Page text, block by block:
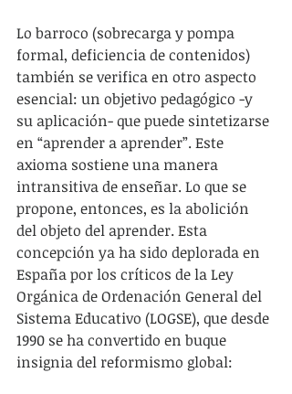
Lo barroco (sobrecarga y pompa
formal, deficiencia de contenidos)
también se verifica en otro aspecto
esencial: un objetivo pedagógico -y
su aplicación- que puede sintetizarse
en “aprender a aprender”. Este
axioma sostiene una manera
intransitiva de enseñar. Lo que se
propone, entonces, es la abolición
del objeto del aprender. Esta
concepción ya ha sido deplorada en
España por los críticos de la Ley
Orgánica de Ordenación General del
Sistema Educativo (LOGSE), que desde
1990 se ha convertido en buque
insignia del reformismo global: